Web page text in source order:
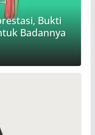
Bukti
Badannya